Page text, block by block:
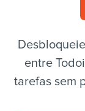
entre
tarefas sem